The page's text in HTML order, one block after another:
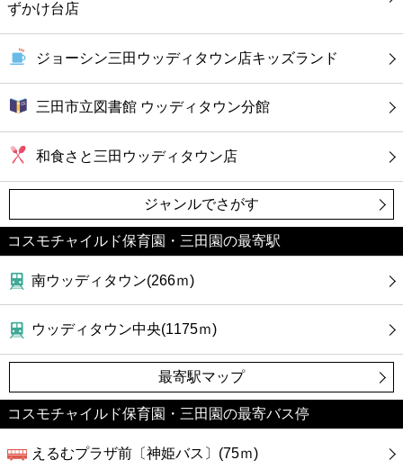
病院
ホテル
ずかけ台店
ジョーシン三田ウッディタウン店キッズランド
三田市立図書館 ウッディタウン分館
和食さと三田ウッディタウン店
ジャンルでさがす
コスモチャイルド保育園・三田園の最寄駅
南ウッディタウン(266ｍ)
ウッディタウン中央(1175ｍ)
最寄駅マップ
コスモチャイルド保育園・三田園の最寄バス停
えるむプラザ前〔神姫バス〕(75ｍ)